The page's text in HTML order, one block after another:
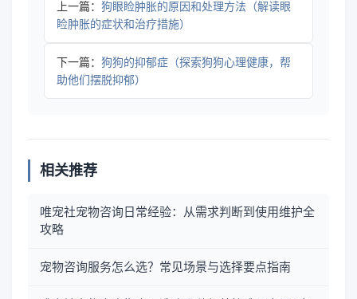
上一篇： 狗眼睑肿胀的原因和处理方法（解读眼
睑肿胀的症状和治疗措施）
下一篇： 狗狗的抑郁症（探索狗狗心理健康，帮
助他们摆脱抑郁）
相关推荐
唯宠社宠物咨询日常经验：从需求判断到使用维护全
攻略
宠物咨询服务怎么选？常见场景与选择要点指南